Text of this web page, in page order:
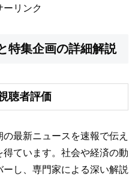
ーリンク
特集企画の詳細解説
聴者評価
最新ニュースを速報で伝え
ています。社会や経済の動
し、専門家による深い解説